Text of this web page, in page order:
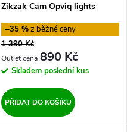
Zikzak Cam Opviq lights
–35 %
1 390 Kč
890 Kč
Skladem poslední kus
PŘIDAT DO KOŠÍKU